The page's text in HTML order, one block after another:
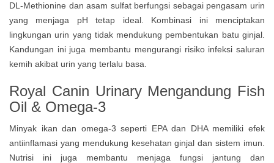
DL-Methionine dan asam sulfat berfungsi sebagai pengasam urin
yang menjaga pH tetap ideal. Kombinasi ini menciptakan
lingkungan urin yang tidak mendukung pembentukan batu ginjal.
Kandungan ini juga membantu mengurangi risiko infeksi saluran
kemih akibat urin yang terlalu basa.
Royal Canin Urinary Mengandung Fish
Oil & Omega-3
Minyak ikan dan omega-3 seperti EPA dan DHA memiliki efek
antiinflamasi yang mendukung kesehatan ginjal dan sistem imun.
Nutrisi ini juga membantu menjaga fungsi jantung dan